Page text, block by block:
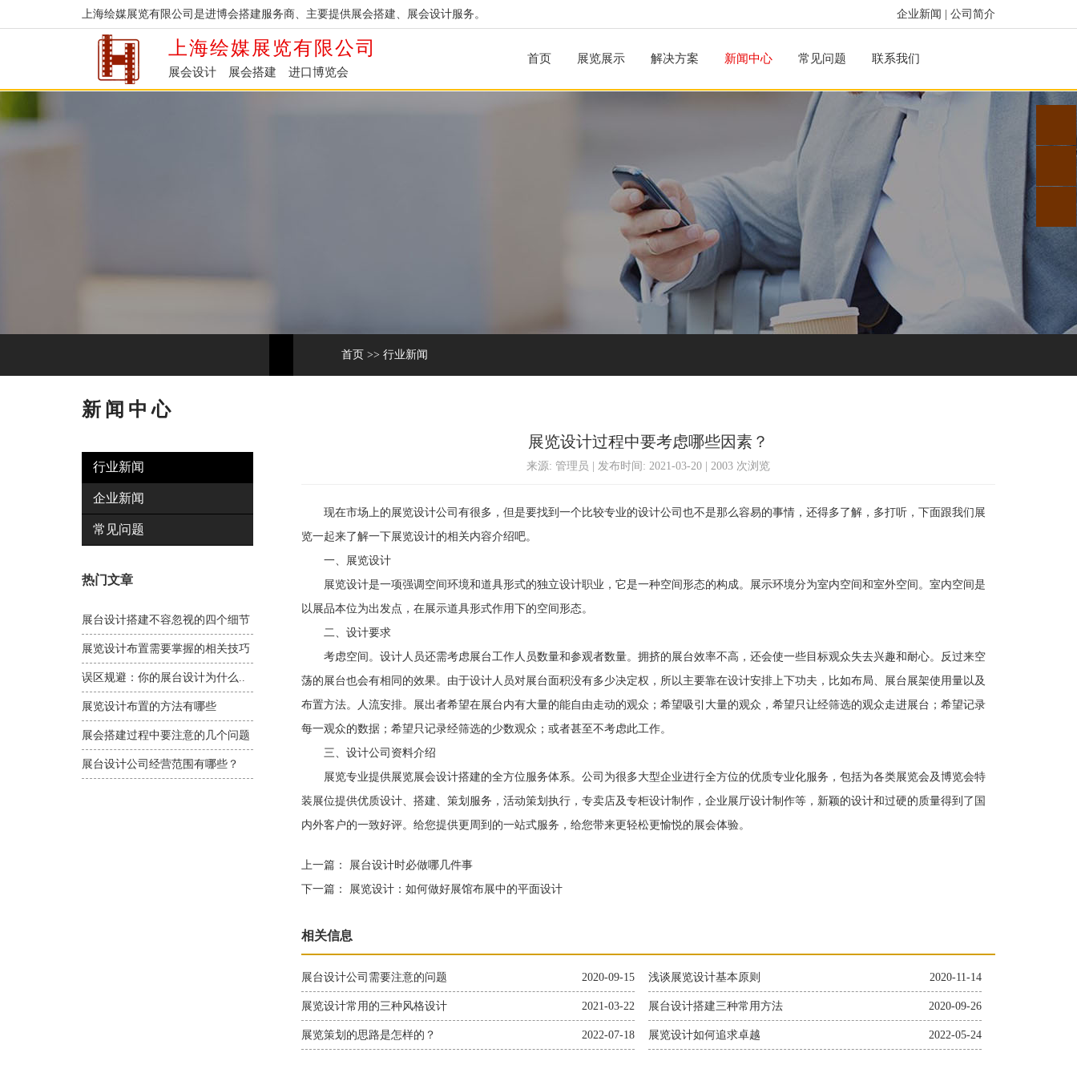
企业新闻 公司简介
上海绘媒展览有限公司是进博会搭建服务商、主要提供展会搭建、展会设计服务。
上海绘媒展览有限公司
展会设计 展会搭建 进口博览会
首页 展览展示 解决方案 新闻中心 常见问题 联系我们
首页 >> 行业新闻
新闻中心
行业新闻
企业新闻
常见问题
热门文章
展台设计搭建不容忽视的四个细节
展览设计布置需要掌握的相关技巧
误区规避：你的展台设计为什么..
展览设计布置的方法有哪些
展会搭建过程中要注意的几个问题
展台设计公司经营范围有哪些？
展览设计过程中要考虑哪些因素？
来源: 管理员 | 发布时间: 2021-03-20 | 2003 次浏览
现在市场上的展览设计公司有很多，但是要找到一个比较专业的设计公司也不是那么容易的事情，还得多了解，多打听，下面跟我们展
览一起来了解一下展览设计的相关内容介绍吧。
一、展览设计
展览设计是一项强调空间环境和道具形式的独立设计职业，它是一种空间形态的构成。展示环境分为室内空间和室外空间。室内空间是
以展品本位为出发点，在展示道具形式作用下的空间形态。
二、设计要求
考虑空间。设计人员还需考虑展台工作人员数量和参观者数量。拥挤的展台效率不高，还会使一些目标观众失去兴趣和耐心。反过来空
荡的展台也会有相同的效果。由于设计人员对展台面积没有多少决定权，所以主要靠在设计安排上下功夫，比如布局、展台展架使用量以及
布置方法。人流安排。展出者希望在展台内有大量的能自由走动的观众；希望吸引大量的观众，希望只让经筛选的观众走进展台；希望记录
每一观众的数据；希望只记录经筛选的少数观众；或者甚至不考虑此工作。
三、设计公司资料介绍
展览专业提供展览展会设计搭建的全方位服务体系。公司为很多大型企业进行全方位的优质专业化服务，包括为各类展览会及博览会特
装展位提供优质设计、搭建、策划服务，活动策划执行，专卖店及专柜设计制作，企业展厅设计制作等，新颖的设计和过硬的质量得到了国
内外客户的一致好评。给您提供更周到的一站式服务，给您带来更轻松更愉悦的展会体验。
上一篇：
展台设计时必做哪几件事
下一篇：
展览设计：如何做好展馆布展中的平面设计
相关信息
2020-09-15
展台设计公司需要注意的问题 2020-11-14
浅谈展览设计基本原则
2021-03-22
展览设计常用的三种风格设计 2020-09-26
展台设计搭建三种常用方法
2022-07-18
展览策划的思路是怎样的？ 2022-05-24
展览设计如何追求卓越